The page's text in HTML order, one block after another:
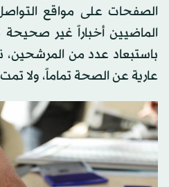
الصفحات على مواقع
الماضيين أخباراً غير
باستبعاد عدد من المرشحين،
عارية عن الصحة تماماً، ولا